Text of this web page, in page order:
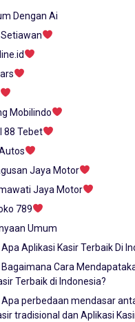
Dengan Ai
Mobilindo
88 Tebet
Jaya Motor
Jaya Motor
789
Umum
Apa Aplikasi Kasir Terbaik Di
Bagaimana Cara
Terbaik di Indonesia?
Apa perbedaan mendasar
tradisional dan Aplikasi